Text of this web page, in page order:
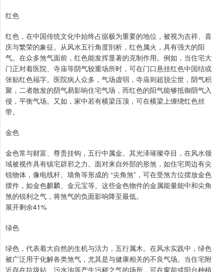
红色
红色，在中国传统文化中始终占据极为重要的地位，被视为吉祥、喜
庆与繁荣的象征。从风水五行角度剖析，红色属火，具有强大的阳
气。在众多煞气面前，红色能发挥显著的克制作用。例如，当住宅大
门正对着医院、寺庙等阴气较重场所时，可在门口悬挂红色中国结或
张贴红色福字。医院病人众多，气场虚弱，寺庙则超脱尘世，阴气积
聚，二者散发的阴气易影响住宅气场，而红色的阳气能够抵御阴气入
侵，平衡气场。又如，家中若有横梁压顶，可在横梁上缠绕红色丝
带。
金色
金色常与财富、尊贵挂钩，五行中属金。其光泽璀璨夺目，在风水领
域被视作具有镇宅辟邪之力。面对来自外部的形煞，如住宅周边有尖
锐物体，像电线杆、墙角等形成的 “尖角煞”，可在受煞方位摆放金色
摆件，如金色麒麟、金元宝等。这些金色物件的金属能量能中和尖角
煞的锐利之气，将煞气的负面影响降至最低。
展开剩余41%
绿色
绿色，代表着大自然的生机与活力，五行属木。在风水实践中，绿色
被广泛用于化解各类煞气，尤其是与健康相关的不良气场。当住宅附
近存在垃圾站、污水沟等产生污秽之气的场所，可在窗前或阳台种植